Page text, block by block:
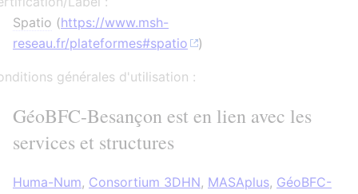
Spatio (https://www.msh-
reseau.fr/plateformes#spatio
)
générales d'utilisation :
GéoBFC-Besançon est en lien avec les
services et structures
Huma-Num, Consortium 3DHN, MASAplus, GéoBFC-